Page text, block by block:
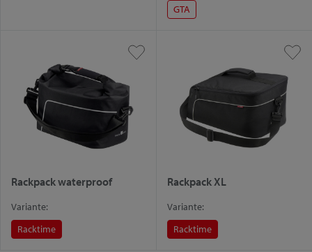
GTA
Rackpack waterproof
Variante:
Racktime
Rackpack XL
Variante:
Racktime